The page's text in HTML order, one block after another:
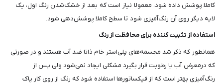
کاملا پوشش داده شود، معمولا نیاز است که بعد از خشک‌شدن رنگ اول، یک
لایه دیگر روی آن رنگ‌آمیزی شود تا سطح کاملا پوشش‌دهی شود.
استفاده از تثبیت کننده برای محافظت از رنگ
همانطور که ذکر شد مجسمه‌های پلی‌استر خام ذاتا ضد آب هستند و در صورتی
که درمعرض آب یا رطوبت قرار بگیرد مشکلی ایجاد نمی‌شود ولی پس از
رنگ‌آمیزی بهتر است که از فیکساتورها استفاده شود که رنگ از روی کار پاک